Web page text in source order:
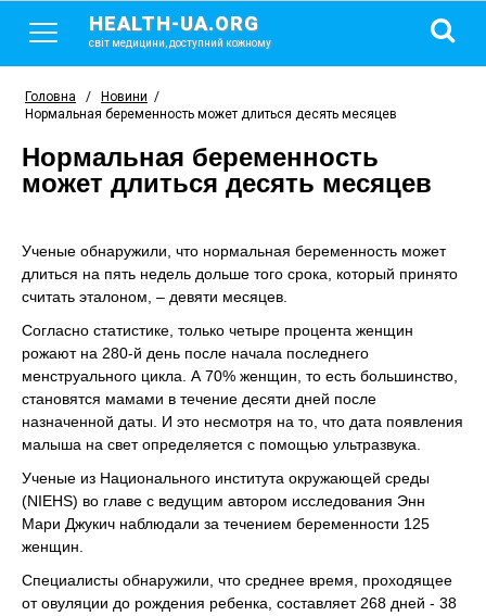
HEALTH-UA.ORG
світ медицини, доступний кожному
Головна / Новини /
Нормальная беременность может длиться десять месяцев
Нормальная беременность
может длиться десять месяцев
Ученые обнаружили, что нормальная беременность может
длиться на пять недель дольше того срока, который принято
считать эталоном, – девяти месяцев.
Согласно статистике, только четыре процента женщин
рожают на 280-й день после начала последнего
менструального цикла. А 70% женщин, то есть большинство,
становятся мамами в течение десяти дней после
назначенной даты. И это несмотря на то, что дата появления
малыша на свет определяется с помощью ультразвука.
Ученые из Национального института окружающей среды
(NIEHS) во главе с ведущим автором исследования Энн
Мари Джукич наблюдали за течением беременности 125
женщин.
Специалисты обнаружили, что среднее время, проходящее
от овуляции до рождения ребенка, составляет 268 дней - 38